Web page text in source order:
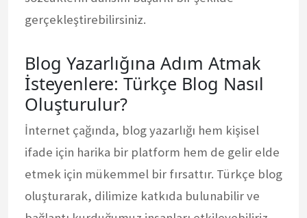
gerçekleştirebilirsiniz.
Blog Yazarlığına Adım Atmak
İsteyenlere: Türkçe Blog Nasıl
Oluşturulur?
İnternet çağında, blog yazarlığı hem kişisel
ifade için harika bir platform hem de gelir elde
etmek için mükemmel bir fırsattır. Türkçe blog
oluşturarak, dilimize katkıda bulunabilir ve